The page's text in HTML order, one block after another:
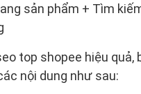
sản phẩm + Tìm
top shopee hiệu quả,
nội dung như sau: